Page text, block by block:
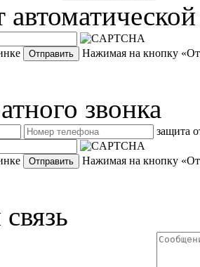
Нажимая на кнопку
звонка
защита
Нажимая на кнопку